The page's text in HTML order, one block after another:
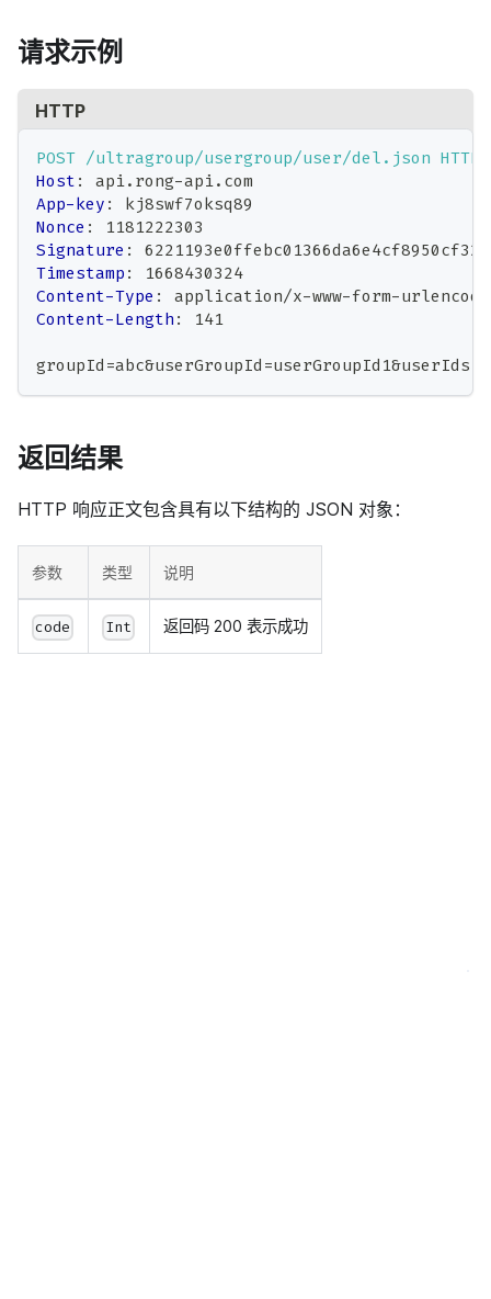
请求示例
HTTP
POST /ultragroup/usergroup/user/del.json
Host :
api.rong-api.com
App-key :
kj8swf7oksq89
Nonce :
1181222303
Signature :
Timestamp :
1668430324
Content-Type :
application/x-www-form-
Content-Length : 141
返回结果
HTTP 响应正文包含具有以下结构的 JSON 对象：
参数 类型 说明
code Int 返回码 200 表示成功